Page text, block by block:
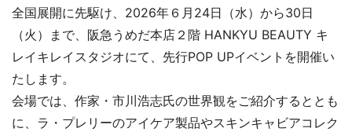
全国展開に先駆け、2026年６月24日（水）から30日
（火）まで、阪急うめだ本店２階 HANKYU BEAUTY キ
レイキレイスタジオにて、先行POP UPイベントを開催い
たします。
会場では、作家・市川浩志氏の世界観をご紹介するととも
に、ラ・プレリーのアイケア製品やスキンキャビアコレク